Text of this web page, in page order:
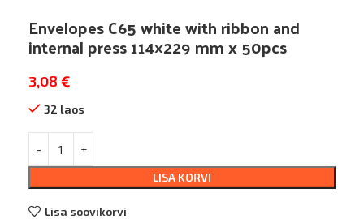
Envelopes C65 white with ribbon and
internal press 114×229 mm x 50pcs
3,08 €
32 laos
LISA KORVI
Lisa soovikorvi